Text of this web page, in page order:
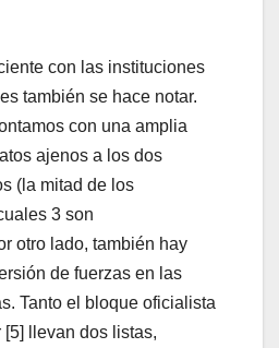
con las instituciones
también se hace notar.
con una amplia
ajenos a los dos
(la mitad de los
3 son
otro lado, también hay
de fuerzas en las
Tanto el bloque oficialista
[5] llevan dos listas,